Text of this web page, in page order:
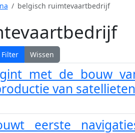
belgisch ruimtevaartbedrijf
Filter Wissen
met de bouw
van satellieten
eerste